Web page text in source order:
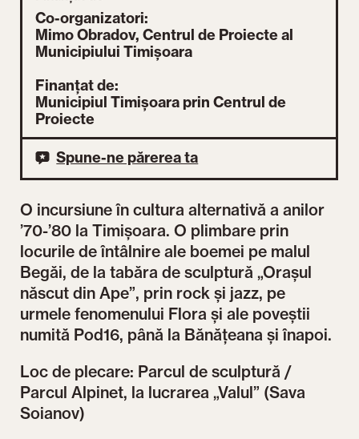
O incursiune în cultura alternativă a anilor
’70-’80 la Timișoara. O plimbare prin
locurile de întâlnire ale boemei pe malul
Begăi, de la tabăra de sculptură „Orașul
născut din Ape”, prin rock și jazz, pe
urmele fenomenului Flora și ale poveștii
numită Pod16, până la Bănățeana și înapoi.
Loc de plecare: Parcul de sculptură /
Parcul Alpinet, la lucrarea „Valul” (Sava
Soianov)
Co-organizatori:
Mimo Obradov, Centrul de Proiecte al
Municipiului Timișoara
Finanțat de:
Municipiul Timișoara prin Centrul de
Proiecte
Spune-ne părerea ta